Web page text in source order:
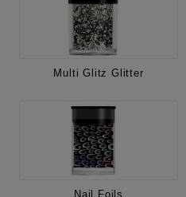
Multi Glitz Glitter
Nail Foils